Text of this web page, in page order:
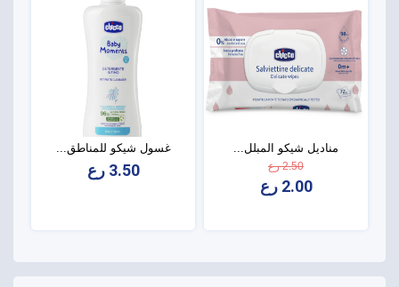
مناديل شيكو المبلل...
2.50 رع
2.00 رع
غسول شيكو للمناطق...
3.50 رع